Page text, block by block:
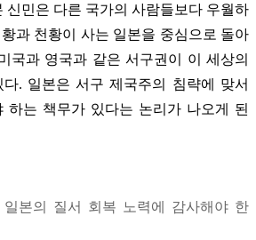
신민은 다른 국가의 사람들보다 우월하
과 천황이 사는 일본을 중심으로 돌아
국과 영국과 같은 서구권이 이 세상의
. 일본은 서구 제국주의 침략에 맞서
하는 책무가 있다는 논리가 나오게 된
본의 질서 회복 노력에 감사해야 한